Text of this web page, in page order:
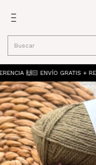
🙌🏻 ENVÍO GRATIS +